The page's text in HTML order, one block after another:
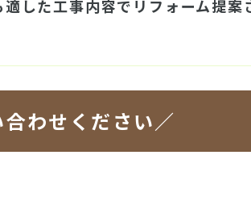
した工事内容でリフォーム提案
わせください／